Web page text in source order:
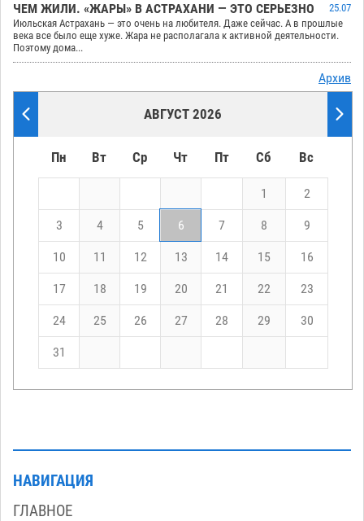
ЧЕМ ЖИЛИ. «ЖАРЫ» В АСТРАХАНИ — ЭТО СЕРЬЕЗНО
25.07
Июльская Астрахань — это очень на любителя. Даже сейчас. А в прошлые
века все было еще хуже. Жара не располагала к активной деятельности.
Поэтому дома...
Архив
АВГУСТ 2026
Пн Вт Ср Чт Пт Сб Вс
1 2
3 4 5 6 7 8 9
10 11 12 13 14 15 16
17 18 19 20 21 22 23
24 25 26 27 28 29 30
31
НАВИГАЦИЯ
ГЛАВНОЕ